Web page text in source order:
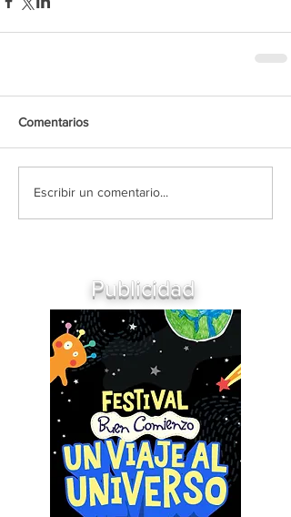
Comentarios
Escribir un comentario...
Publicidad